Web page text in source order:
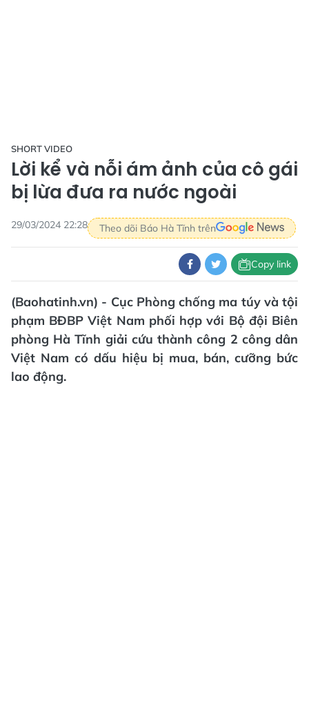
SHORT VIDEO
Lời kể và nỗi ám ảnh của cô gái
bị lừa đưa ra nước ngoài
29/03/2024 22:28 Theo dõi Báo Hà Tĩnh trên
Copy link
(Baohatinh.vn) - Cục Phòng chống ma túy và tội
phạm BĐBP Việt Nam phối hợp với Bộ đội Biên
phòng Hà Tĩnh giải cứu thành công 2 công dân
Việt Nam có dấu hiệu bị mua, bán, cưỡng bức
lao động.